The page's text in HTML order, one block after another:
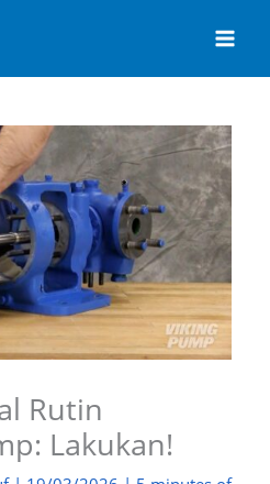
Rutin
Lakukan!